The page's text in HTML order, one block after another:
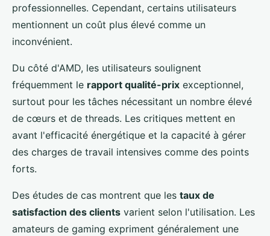
professionnelles. Cependant, certains utilisateurs
mentionnent un coût plus élevé comme un
inconvénient.
Du côté d'AMD, les utilisateurs soulignent
fréquemment le rapport qualité-prix exceptionnel,
surtout pour les tâches nécessitant un nombre élevé
de cœurs et de threads. Les critiques mettent en
avant l'efficacité énergétique et la capacité à gérer
des charges de travail intensives comme des points
forts.
Des études de cas montrent que les taux de
satisfaction des clients varient selon l'utilisation. Les
amateurs de gaming expriment généralement une